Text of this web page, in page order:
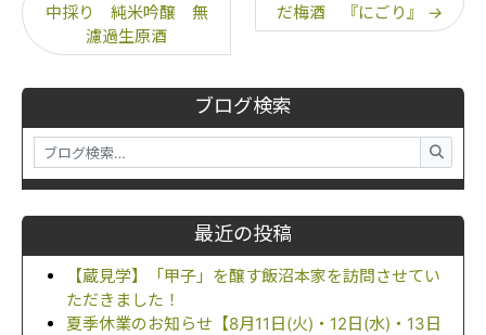
ブログ検索
最近の投稿
【蔵見学】「甲子」を醸す飯沼本家を訪問させてい
ただきました！
夏季休業のお知らせ【8月11日(火)・12日(水)・13日
中採り 純米吟醸 無
濾過生原酒
だ梅酒 『にごり』
→